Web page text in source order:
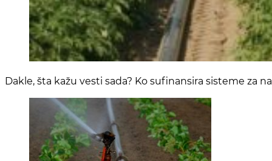
Dakle, šta kažu vesti sada? Ko sufinansira sisteme za